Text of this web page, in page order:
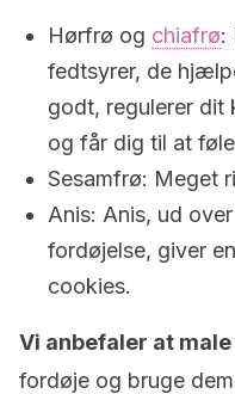
Hørfrø og chiafrø:
fedtsyrer, de
godt, regulerer dit
og får dig til at
Sesamfrø: Meget
Anis: Anis, ud
fordøjelse, giver
cookies.
Vi anbefaler at
fordøje og bruge